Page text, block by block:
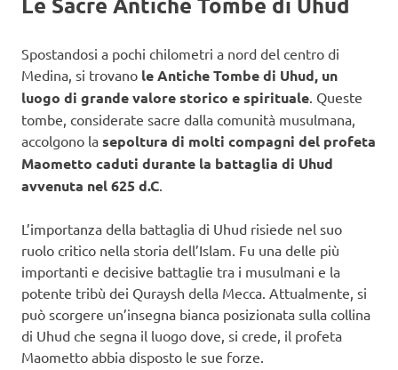
Spostandosi a pochi chilometri a nord del centro di
Medina, si trovano le Antiche Tombe di Uhud, un
luogo di grande valore storico e spirituale. Queste
tombe, considerate sacre dalla comunità musulmana,
accolgono la sepoltura di molti compagni del profeta
Maometto caduti durante la battaglia di Uhud
avvenuta nel 625 d.C.
L’importanza della battaglia di Uhud risiede nel suo
ruolo critico nella storia dell’Islam. Fu una delle più
importanti e decisive battaglie tra i musulmani e la
potente tribù dei Quraysh della Mecca. Attualmente, si
può scorgere un’insegna bianca posizionata sulla collina
di Uhud che segna il luogo dove, si crede, il profeta
Maometto abbia disposto le sue forze.